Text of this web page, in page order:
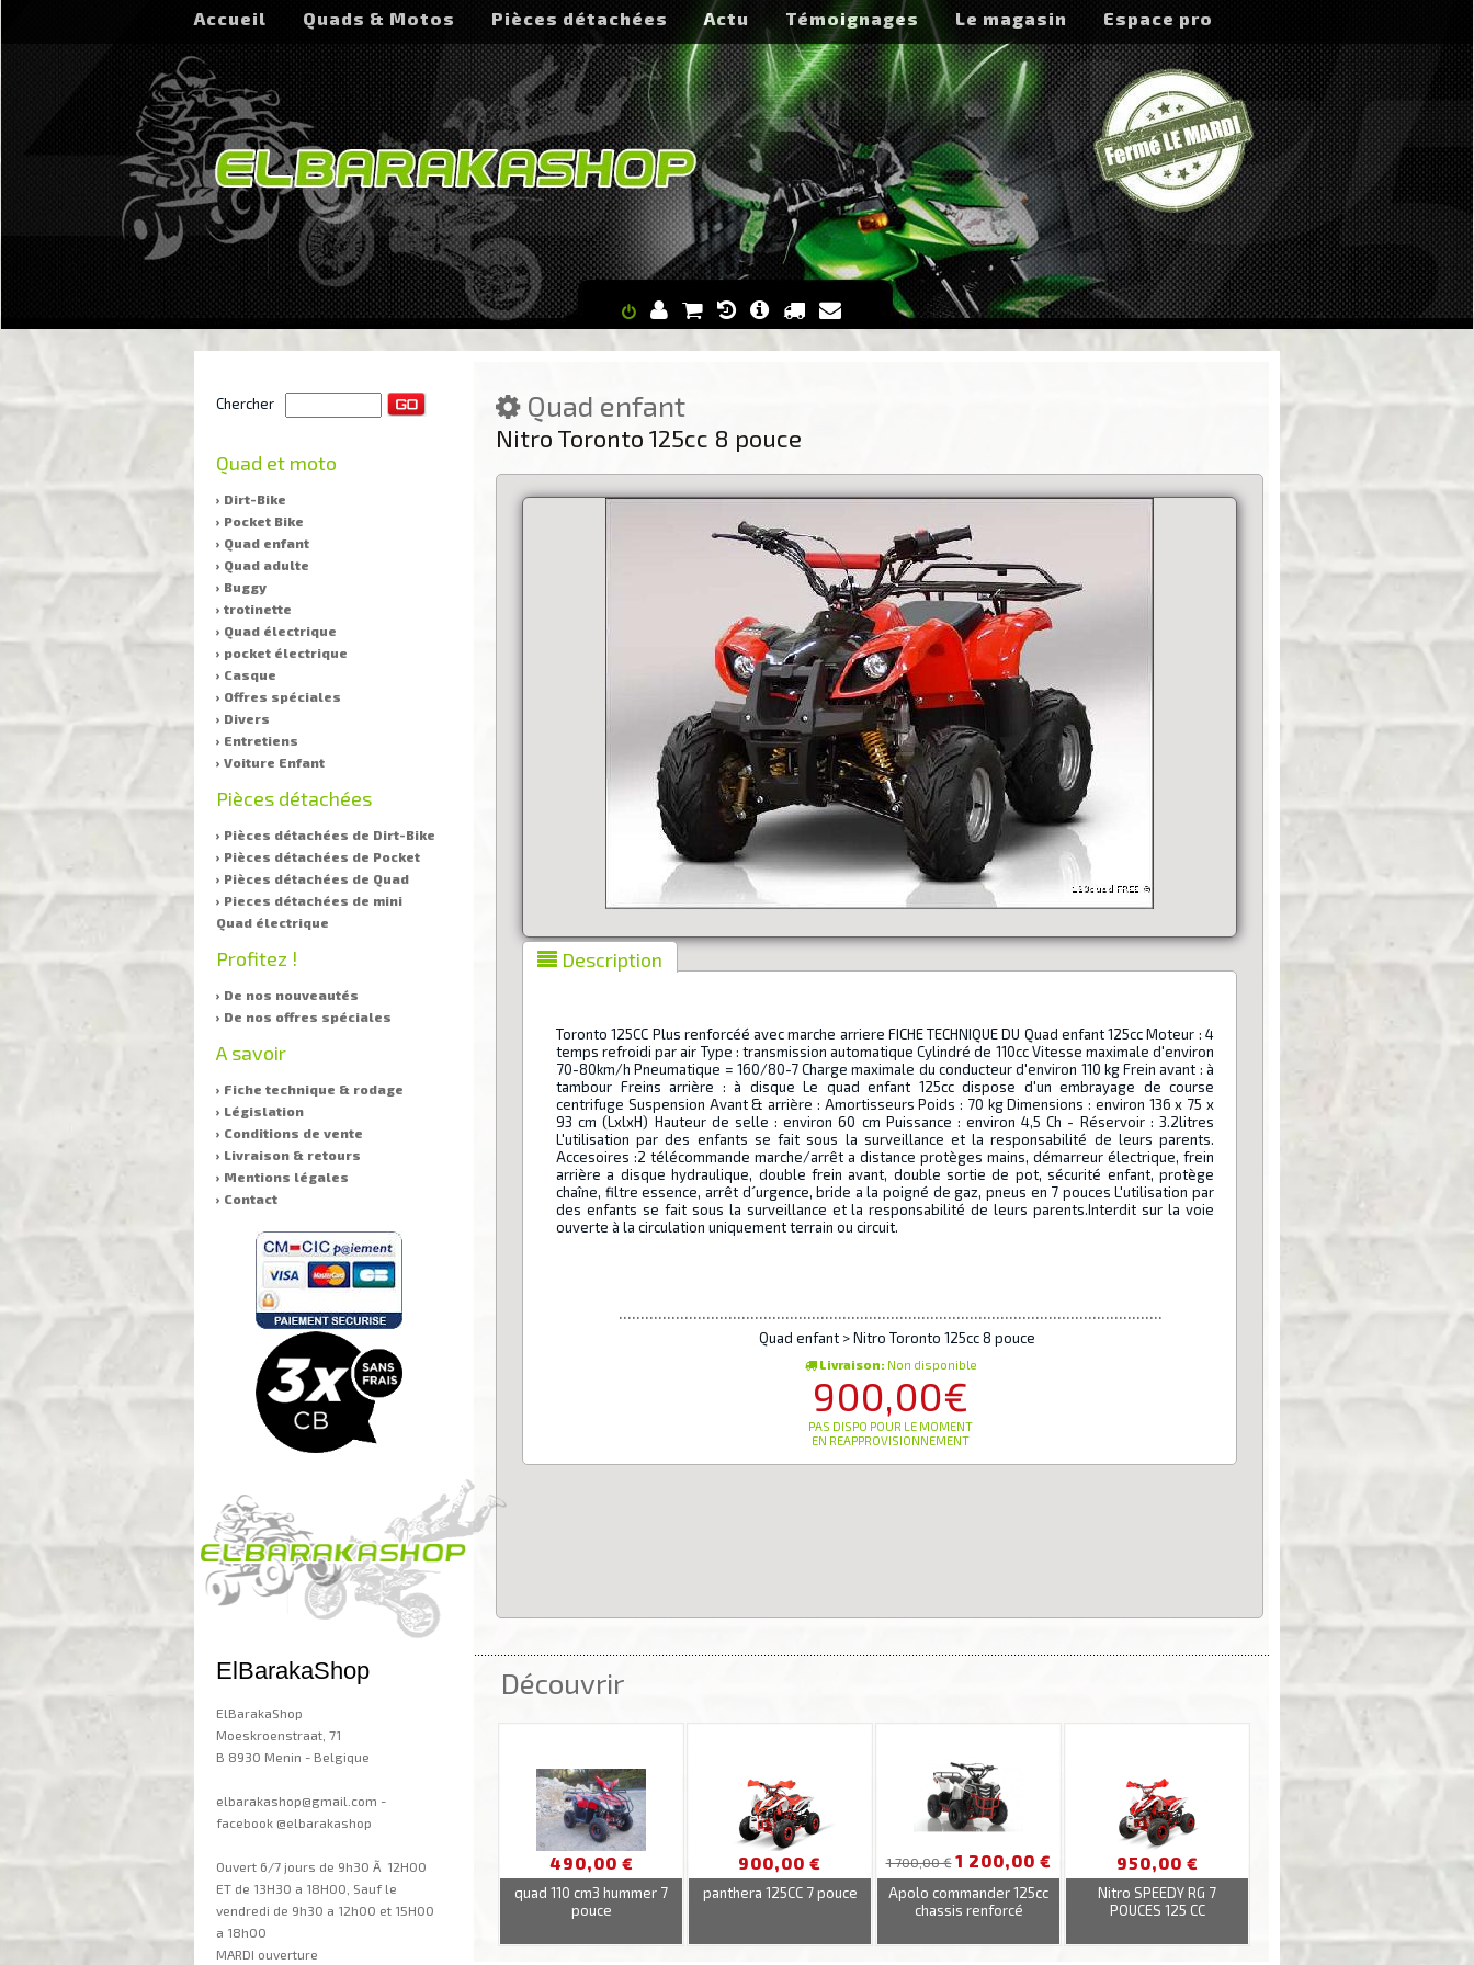
Accueil Quads & Motos Pièces détachées Actu Témoignages Le magasin Espace pro
Chercher
Quad et moto
› Dirt-Bike
› Pocket Bike
› Quad enfant
› Quad adulte
› Buggy
› trotinette
› Quad électrique
› pocket électrique
› Casque
› Offres spéciales
› Divers
› Entretiens
› Voiture Enfant
Pièces détachées
› Pièces détachées de Dirt-Bike
› Pièces détachées de Pocket
› Pièces détachées de Quad
› Pieces détachées de mini
Quad électrique
Profitez !
› De nos nouveautés
› De nos offres spéciales
A savoir
› Fiche technique & rodage
› Législation
› Conditions de vente
› Livraison & retours
› Mentions légales
› Contact
ElBarakaShop
ElBarakaShop
Moeskroenstraat, 71
B 8930 Menin - Belgique
elbarakashop@gmail.com -
facebook @elbarakashop
Ouvert 6/7 jours de 9h30 Ã 12H00
ET de 13H30 a 18H00, Sauf le
vendredi de 9h30 a 12h00 et 15H00
a 18h00
MARDI ouverture
Quad enfant
Nitro Toronto 125cc 8 pouce
Description
Toronto 125CC Plus renforcéé avec marche arriere FICHE TECHNIQUE DU Quad enfant 125cc Moteur : 4
temps refroidi par air Type : transmission automatique Cylindré de 110cc Vitesse maximale d'environ
70-80km/h Pneumatique = 160/80-7 Charge maximale du conducteur d'environ 110 kg Frein avant : à
tambour Freins arrière : à disque Le quad enfant 125cc dispose d'un embrayage de course
centrifuge Suspension Avant & arrière : Amortisseurs Poids : 70 kg Dimensions : environ 136 x 75 x
93 cm (LxlxH) Hauteur de selle : environ 60 cm Puissance : environ 4,5 Ch - Réservoir : 3.2litres
L'utilisation par des enfants se fait sous la surveillance et la responsabilité de leurs parents.
Accesoires :2 télécommande marche/arrêt a distance protèges mains, démarreur électrique, frein
arrière a disque hydraulique, double frein avant, double sortie de pot, sécurité enfant, protège
chaîne, filtre essence, arrêt d´urgence, bride a la poigné de gaz, pneus en 7 pouces L'utilisation par
des enfants se fait sous la surveillance et la responsabilité de leurs parents.Interdit sur la voie
ouverte à la circulation uniquement terrain ou circuit.
............................................................................................................................
Quad enfant > Nitro Toronto 125cc 8 pouce
Livraison: Non disponible
900,00€
PAS DISPO POUR LE MOMENT
EN REAPPROVISIONNEMENT
Découvrir
490,00 €
quad 110 cm3 hummer 7
pouce
900,00 €
panthera 125CC 7 pouce
1 700,00 € 1 200,00 €
Apolo commander 125cc
chassis renforcé
950,00 €
Nitro SPEEDY RG 7
POUCES 125 CC